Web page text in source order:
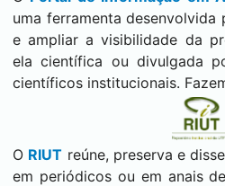
uma ferramenta desenvolvida
e ampliar a visibilidade da
ela científica ou divulgada
científicos institucionais.
O RIUT reúne, preserva e
em periódicos ou em anais